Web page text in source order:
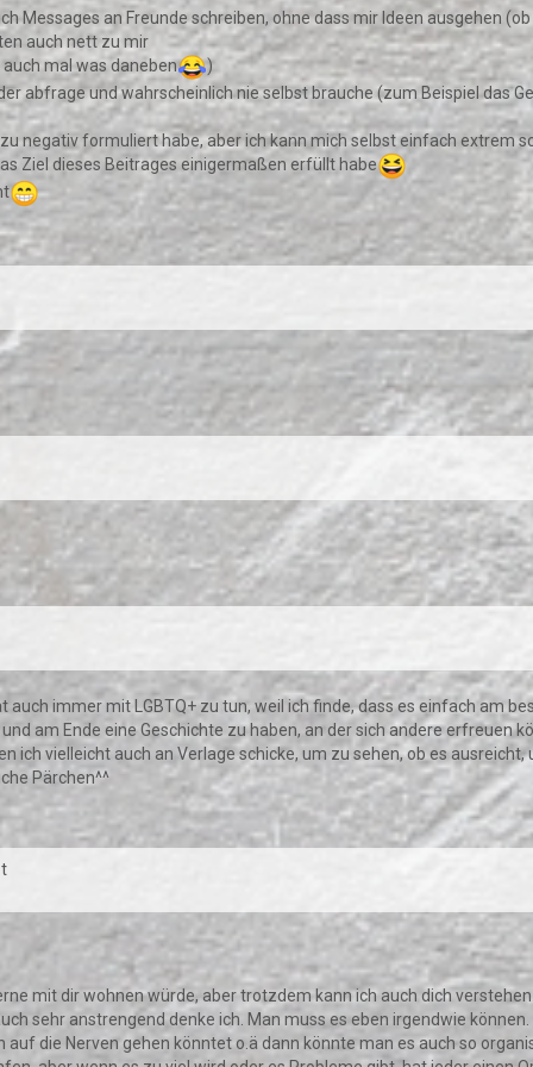
Messages an Freunde schreiben, ohne dass mir Ideen ausgehen
auch nett zu mir
mal was daneben
)
abfrage und wahrscheinlich nie selbst brauche (zum Beispiel das
negativ formuliert habe, aber ich kann mich selbst einfach extrem
Ziel dieses Beitrages einigermaßen erfüllt habe
auch immer mit LGBTQ+ zu tun, weil ich finde, dass es einfach am
am Ende eine Geschichte zu haben, an der sich andere erfreuen
ich vielleicht auch an Verlage schicke, um zu sehen, ob es
Pärchen^^
mit dir wohnen würde, aber trotzdem kann ich auch dich
sehr anstrengend denke ich. Man muss es eben irgendwie
auf die Nerven gehen könntet o.ä dann könnte man es auch so